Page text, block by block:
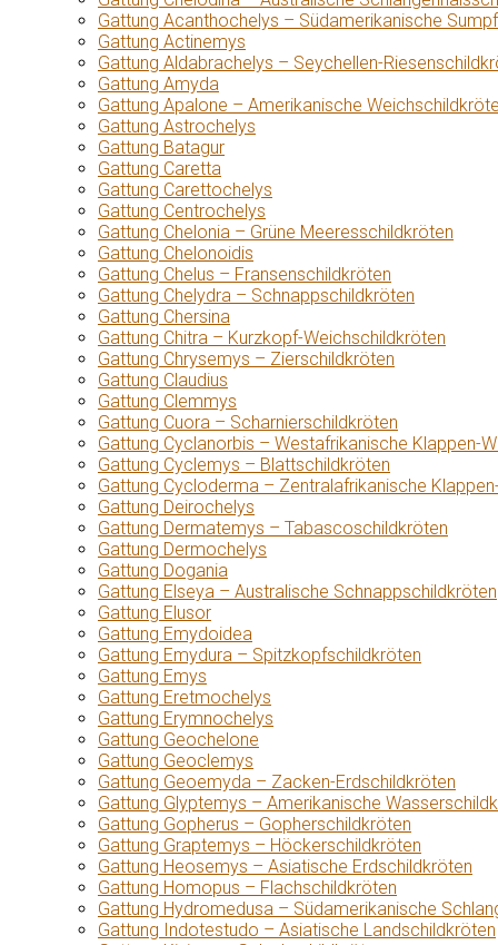
Gattung Acanthochelys – Südamerikanische
Gattung Actinemys
Gattung Aldabrachelys – Seychellen-
Gattung Amyda
Gattung Apalone – Amerikanische
Gattung Astrochelys
Gattung Batagur
Gattung Caretta
Gattung Carettochelys
Gattung Centrochelys
Gattung Chelonia – Grüne Meeresschildkröten
Gattung Chelonoidis
Gattung Chelus – Fransenschildkröten
Gattung Chelydra – Schnappschildkröten
Gattung Chersina
Gattung Chitra – Kurzkopf-Weichschildkröten
Gattung Chrysemys – Zierschildkröten
Gattung Claudius
Gattung Clemmys
Gattung Cuora – Scharnierschildkröten
Gattung Cyclanorbis – Westafrikanische Klappen-
Gattung Cyclemys – Blattschildkröten
Gattung Cycloderma – Zentralafrikanische
Gattung Deirochelys
Gattung Dermatemys – Tabascoschildkröten
Gattung Dermochelys
Gattung Dogania
Gattung Elseya – Australische Schnappschildkröten
Gattung Elusor
Gattung Emydoidea
Gattung Emydura – Spitzkopfschildkröten
Gattung Emys
Gattung Eretmochelys
Gattung Erymnochelys
Gattung Geochelone
Gattung Geoclemys
Gattung Geoemyda – Zacken-Erdschildkröten
Gattung Glyptemys – Amerikanische
Gattung Gopherus – Gopherschildkröten
Gattung Graptemys – Höckerschildkröten
Gattung Heosemys – Asiatische Erdschildkröten
Gattung Homopus – Flachschildkröten
Gattung Hydromedusa – Südamerikanische
Gattung Indotestudo – Asiatische Landschildkröten